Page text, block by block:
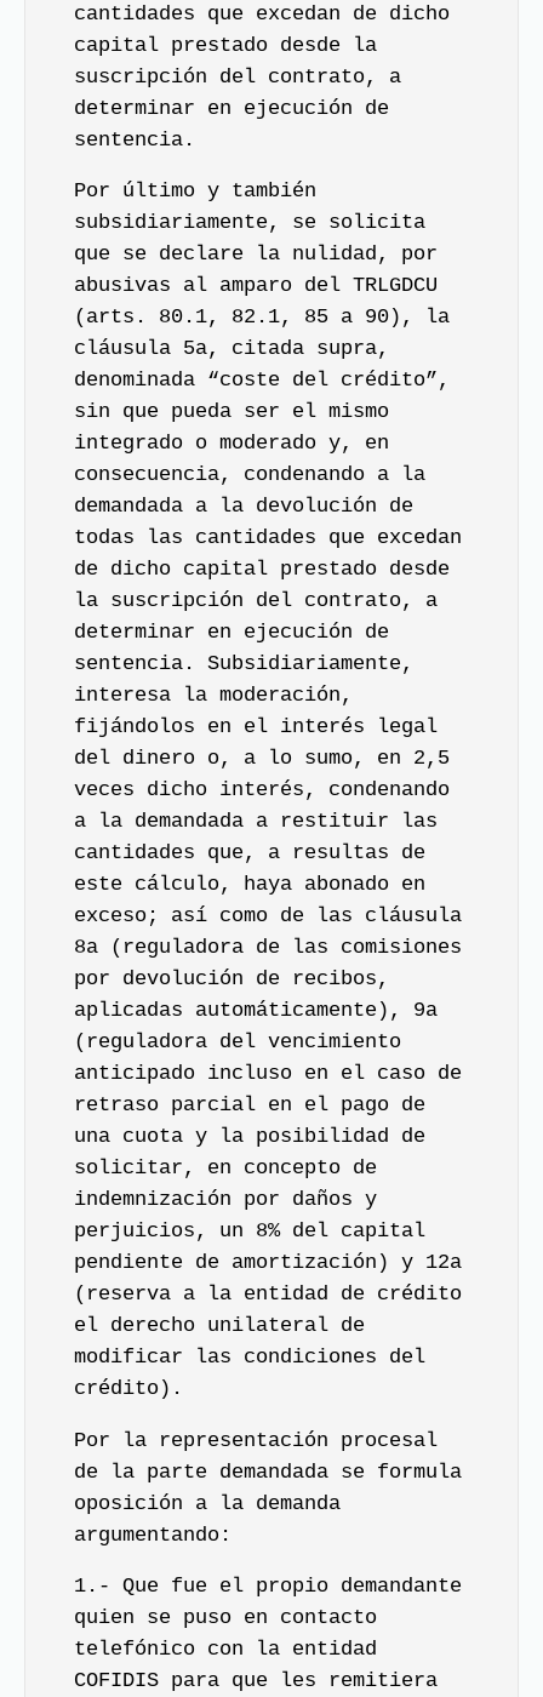
cantidades que excedan de dicho
capital prestado desde la
suscripción del contrato, a
determinar en ejecución de
sentencia.
Por último y también
subsidiariamente, se solicita
que se declare la nulidad, por
abusivas al amparo del TRLGDCU
(arts. 80.1, 82.1, 85 a 90), la
cláusula 5a, citada supra,
denominada “coste del crédito”,
sin que pueda ser el mismo
integrado o moderado y, en
consecuencia, condenando a la
demandada a la devolución de
todas las cantidades que excedan
de dicho capital prestado desde
la suscripción del contrato, a
determinar en ejecución de
sentencia. Subsidiariamente,
interesa la moderación,
fijándolos en el interés legal
del dinero o, a lo sumo, en 2,5
veces dicho interés, condenando
a la demandada a restituir las
cantidades que, a resultas de
este cálculo, haya abonado en
exceso; así como de las cláusula
8a (reguladora de las comisiones
por devolución de recibos,
aplicadas automáticamente), 9a
(reguladora del vencimiento
anticipado incluso en el caso de
retraso parcial en el pago de
una cuota y la posibilidad de
solicitar, en concepto de
indemnización por daños y
perjuicios, un 8% del capital
pendiente de amortización) y 12a
(reserva a la entidad de crédito
el derecho unilateral de
modificar las condiciones del
crédito).
Por la representación procesal
de la parte demandada se formula
oposición a la demanda
argumentando:
1.- Que fue el propio demandante
quien se puso en contacto
telefónico con la entidad
COFIDIS para que les remitiera